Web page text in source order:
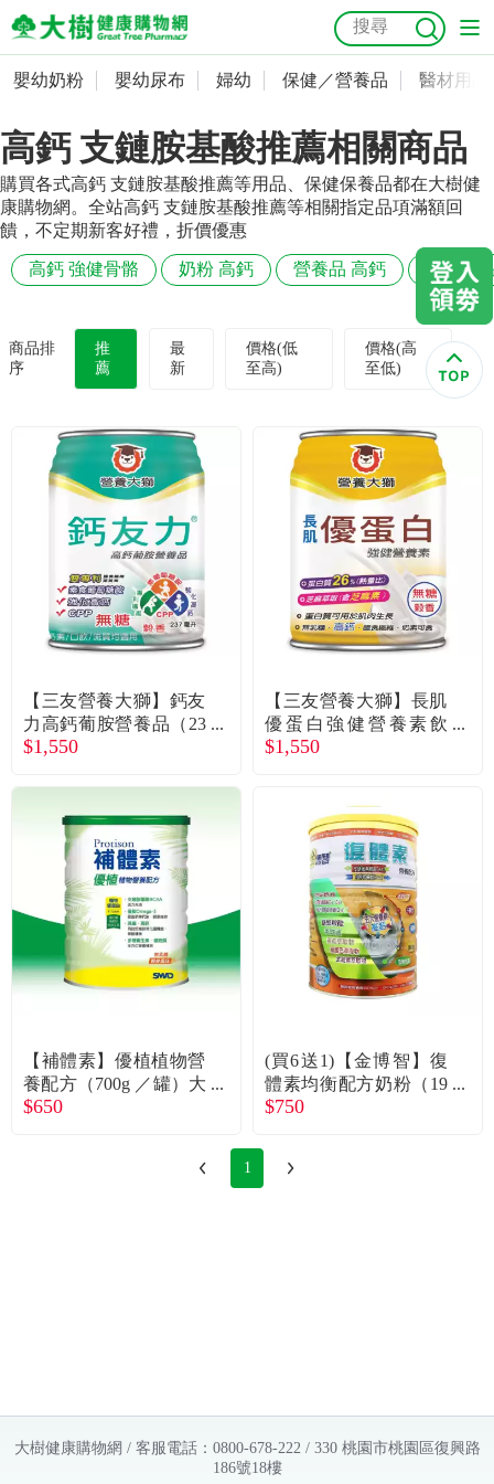
嬰幼奶粉
嬰幼尿布
婦幼
保健／營養品
醫材用品
成人照護
美容／個人清潔
名人嚴選
優惠活動
關於我們
合作提案
會員專區
折價券、紅利說明
抗菌 尿布 大樹獨家 益生菌 魚油 幼兒米餅 貓砂
奶瓶奶嘴
會員資料及密碼修改
常用收件人清單
訂單查詢
收藏清單
紅利點數查詢
購物金查詢
優惠券領取
嬰幼奶粉 嬰幼尿布 婦幼 保健／營養品 醫材用品
高鈣 支鏈胺基酸推薦相關商品
購買各式高鈣 支鏈胺基酸推薦等用品、保健保養品都在大樹健
康購物網。全站高鈣 支鏈胺基酸推薦等相關指定品項滿額回
饋，不定期新客好禮，折價優惠
高鈣 強健骨骼 奶粉 高鈣 營養品 高鈣 保健食
商品排
序
推
薦
最
新
價格(低
至高)
價格(高
至低)
【三友營養大獅】鈣友
力高鈣葡胺營養品（23
7mlX24罐）
$1,550
【三友營養大獅】長肌
優蛋白強健營養素飲
（237mlX24罐）
$1,550
【補體素】優植植物營
養配方（700g ／罐）大
樹獨家
$650
(買6送1)【金博智】復
體素均衡配方奶粉（19
04g／罐）
$750
1
大樹健康購物網 / 客服電話：0800-678-222 / 330 桃園市桃園區復興路
186號18樓